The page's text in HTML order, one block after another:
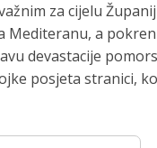
za cijelu
a
devastacije
posjeta stranici,